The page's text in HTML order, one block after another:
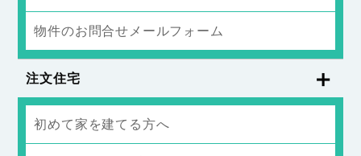
物件のお問合せメールフォーム
注文住宅
初めて家を建てる方へ